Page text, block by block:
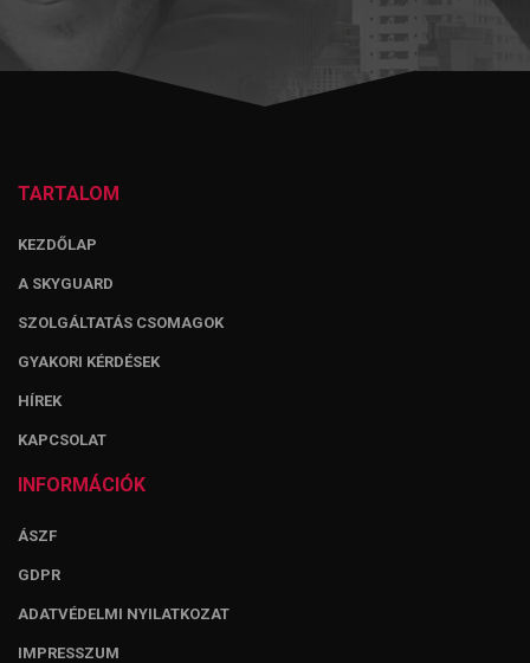
TARTALOM
KEZDŐLAP
A SKYGUARD
SZOLGÁLTATÁS CSOMAGOK
GYAKORI KÉRDÉSEK
HÍREK
KAPCSOLAT
INFORMÁCIÓK
ÁSZF
GDPR
ADATVÉDELMI NYILATKOZAT
IMPRESSZUM